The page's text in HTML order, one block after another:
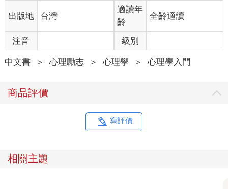
出版地 台灣
適讀年
齡
全齡適讀
注音 級別
中文書 ＞ 心理勵志 ＞ 心理學 ＞ 心理學入門
商品評價
寫評價
相關主題